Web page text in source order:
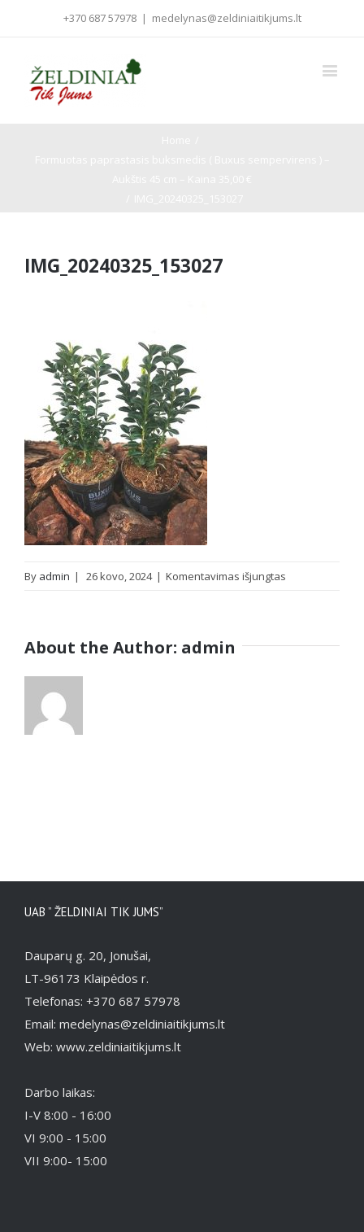
+370 687 57978 | medelynas@zeldiniaitikjums.lt
IMG_20240325_153027
By admin | 26 kovo, 2024 | Komentavimas išjungtas
About the Author: admin
UAB ” ŽELDINIAI TIK JUMS”
Dauparų g. 20, Jonušai,
LT-96173 Klaipėdos r.
Telefonas: +370 687 57978
Email: medelynas@zeldiniaitikjums.lt
Web: www.zeldiniaitikjums.lt
Darbo laikas:
I-V 8:00 - 16:00
VI 9:00 - 15:00
VII 9:00- 15:00